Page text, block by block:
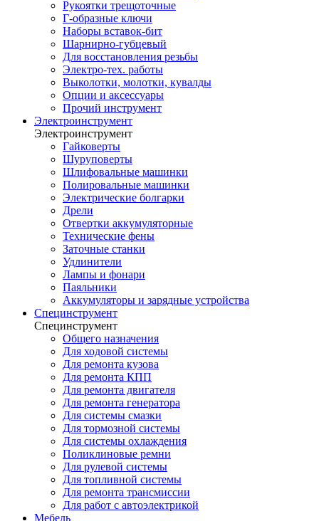
Рукоятки трещоточные
Г-образные ключи
Наборы вставок-бит
Шарнирно-губцевый
Для восстановления резьбы
Электро-тех. работы
Выколотки, молотки, кувалды
Опции и аксессуары
Прочий инструмент
Электроинструмент
Электроинструмент
Гайковерты
Шуруповерты
Шлифовальные машинки
Полировальные машинки
Электрические болгарки
Дрели
Отвертки аккумуляторные
Технические фены
Заточные станки
Удлинители
Лампы и фонари
Паяльники
Аккумуляторы и зарядные устройства
Специнструмент
Специнструмент
Общего назначения
Для ходовой системы
Для ремонта кузова
Для ремонта КПП
Для ремонта двигателя
Для ремонта генератора
Для системы смазки
Для тормозной системы
Для системы охлаждения
Поликлиновые ремни
Для рулевой системы
Для топливной системы
Для ремонта трансмиссии
Для работ с автоэлектрикой
Мебель